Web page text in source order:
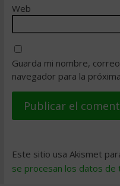
Web
Guarda mi nombre,
navegador para la
Este sitio usa Akismet
se procesan los datos de